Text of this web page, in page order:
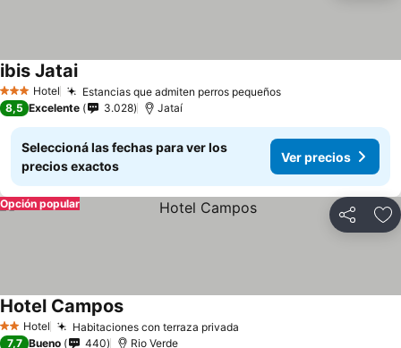
3 Estrellas
Hotel Estancias que admiten perros pequeñosVer precios
ibis JataiVer precios
8,5 Excelente 3.028 Jataí
Seleccioná las fechas para ver los
precios exactos
Ver precios
Compartir
Opción popular
2 Estrellas
Hotel Habitaciones con terraza privada
Hotel CamposVer precios
7,7 Bueno 440 Rio Verde